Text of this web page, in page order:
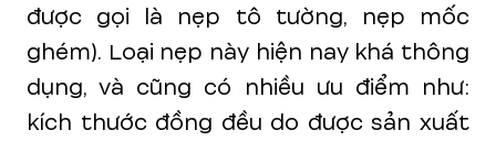
được gọi là nẹp tô tường, nẹp mốc
ghém). Loại nẹp này hiện nay khá thông
dụng, và cũng có nhiều ưu điểm như:
kích thước đồng đều do được sản xuất